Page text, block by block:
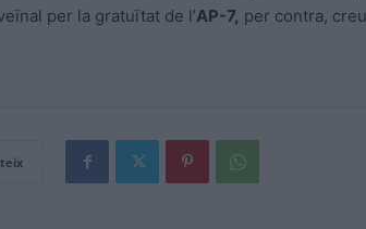
per la gratuïtat de l’AP-7, per contra,